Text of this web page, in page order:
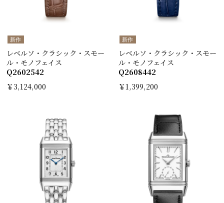
新作
レベルソ・クラシック・スモー
ル・モノフェイス
Q2602542
￥3,124,000
新作
レベルソ・クラシック・スモー
ル・モノフェイス
Q2608442
￥1,399,200